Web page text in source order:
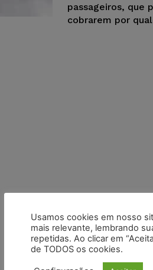
passageiros, que
cobrarem por
Usamos cookies em nosso
mais relevante, lembrando
repetidas. Ao clicar em
de TODOS os cookies.